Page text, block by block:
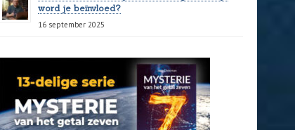
word je beïnvloed?
16 september 2025